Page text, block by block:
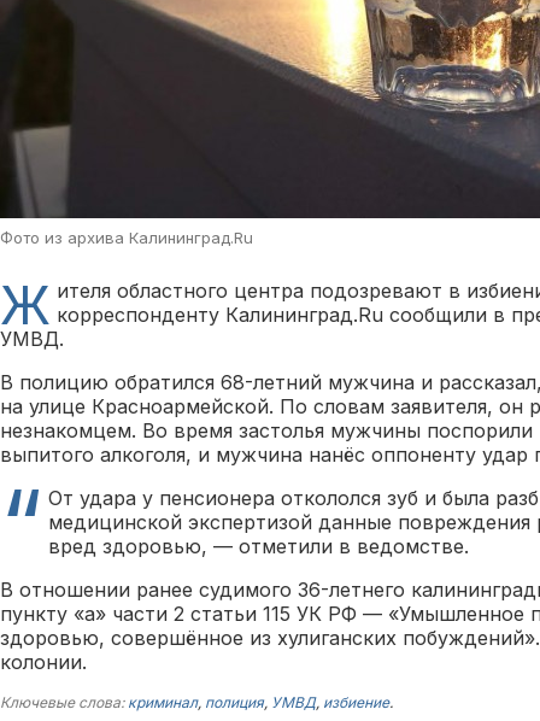
Фото из архива Калининград.Ru
Ж ителя областного центра подозревают в
корреспонденту Калининград.Ru сообщили в
УМВД.
В полицию обратился 68-летний мужчина и
на улице Красноармейской. По словам заявителя, он
незнакомцем. Во время застолья мужчины поспорили
выпитого алкоголя, и мужчина нанёс оппоненту удар
От удара у пенсионера откололся зуб и была
медицинской экспертизой данные повреждения
вред здоровью, — отметили в ведомстве.
В отношении ранее судимого 36-летнего
пункту «а» части 2 статьи 115 УК РФ — «Умышленное
здоровью, совершённое из хулиганских
колонии.
Ключевые слова: криминал, полиция, УМВД, избиение.